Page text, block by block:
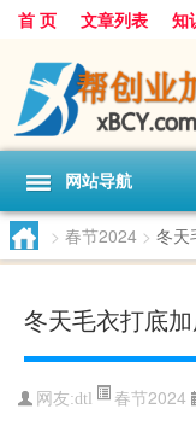
首 页 文章列表 知
网站导航
> 春节2024 > 冬天
冬天毛衣打底
网友:dtl 春节2024